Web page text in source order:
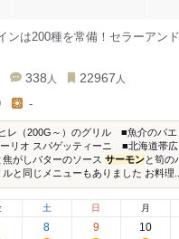
ンは200種を常備！セラーアン
338 人 22967 人
-
ヒレ（200G～）のグリル ■魚介のパ
リオ スパゲッティーニ ■北海道帯
がしバターのソース サーモンと筍の
と同じメニューもありました お料理...
土
8
日
9
月
10